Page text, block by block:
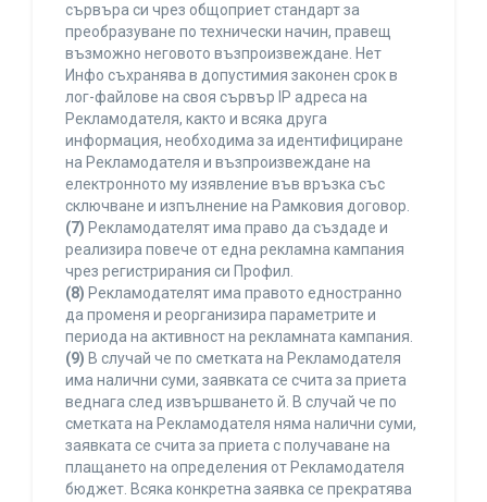
сървъра си чрез общоприет стандарт за
преобразуване по технически начин, правещ
възможно неговото възпроизвеждане. Нет
Инфо съхранява в допустимия законен срок в
лог-файлове на своя сървър IP адреса на
Рекламодателя, както и всяка друга
информация, необходима за идентифициране
на Рекламодателя и възпроизвеждане на
електронното му изявление във връзка със
сключване и изпълнение на Рамковия договор.
(7) Рекламодателят има право да създаде и
реализира повече от една рекламна кампания
чрез регистрирания си Профил.
(8) Рекламодателят има правото едностранно
да променя и реорганизира параметрите и
периода на активност на рекламната кампания.
(9) В случай че по сметката на Рекламодателя
има налични суми, заявката се счита за приета
веднага след извършването й. В случай че по
сметката на Рекламодателя няма налични суми,
заявката се счита за приета с получаване на
плащането на определения от Рекламодателя
бюджет. Всяка конкретна заявка се прекратява